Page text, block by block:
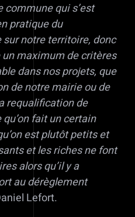
qui s’est
pratique du
notre territoire, donc
maximum de critères
dans nos projets, que
de notre mairie ou de
requalification de
fait un certain
est plutôt petits et
et les riches ne font
alors qu’il y a
au dérèglement
Lefort.